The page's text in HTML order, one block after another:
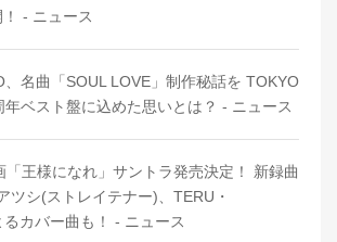
- ニュース
、名曲「SOUL LOVE」制作秘話を TOKYO
ベスト盤に込めた思いとは？ - ニュース
「王様になれ」サントラ発売決定！ 新録曲
ツシ(ストレイテナー)、TERU・
カバー曲も！ - ニュース